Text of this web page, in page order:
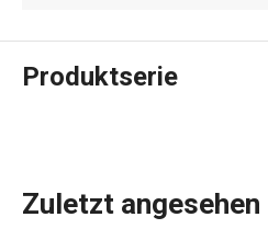
Produktserie
Zuletzt angesehen